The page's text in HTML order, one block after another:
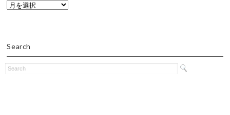
Archives
Search